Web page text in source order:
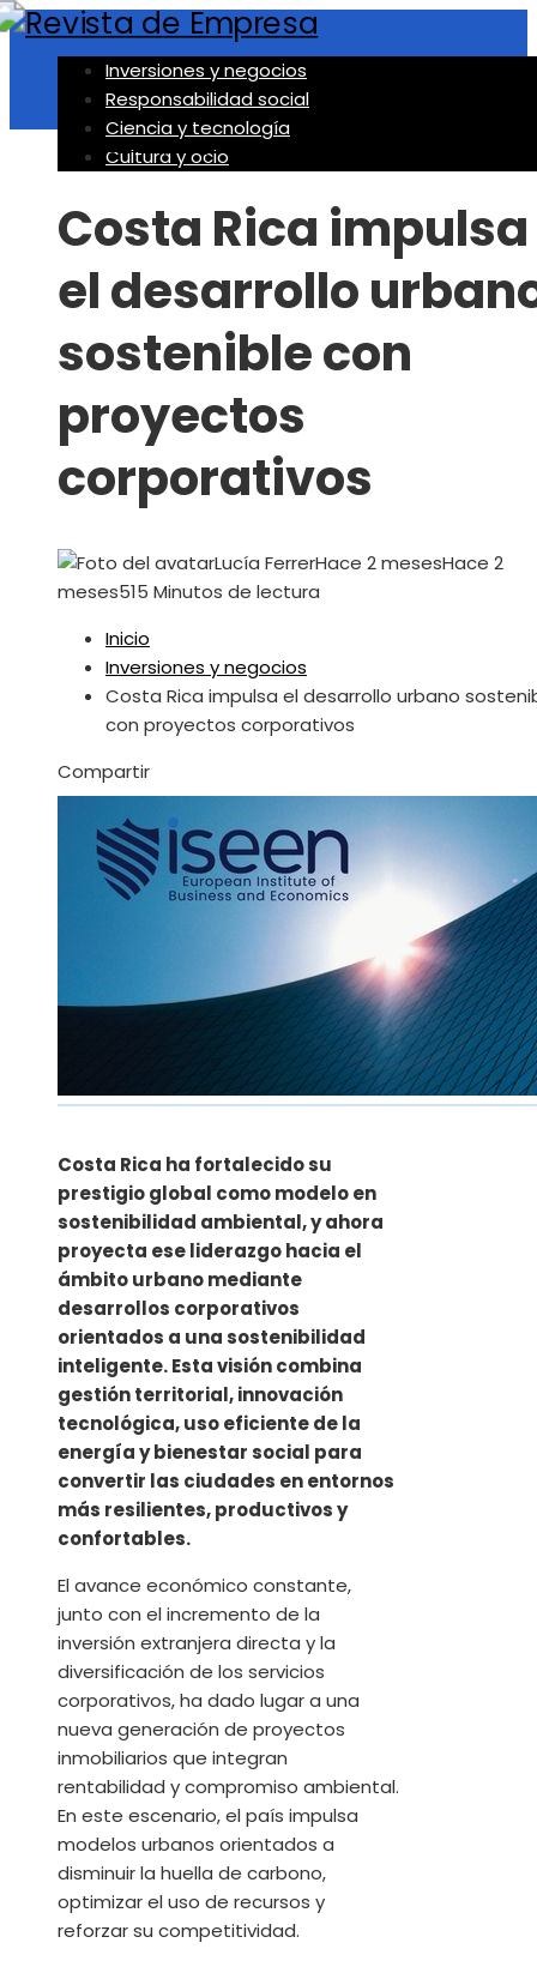
Inversiones y negocios
Responsabilidad social
Ciencia y tecnología
Cultura y ocio
Inversiones y negocios
Costa Rica impulsa
el desarrollo
sostenible con
proyectos
corporativos
Lucía FerrerHace 2 mesesHace 2
meses515 Minutos de lectura
Inicio
Inversiones y negocios
Costa Rica impulsa el desarrollo urbano
con proyectos corporativos
Facebook
Twitter
LinkedIn
Pinterest
Stumbleupon
Email
Compartir
Costa Rica ha fortalecido su
prestigio global como modelo en
sostenibilidad ambiental, y ahora
proyecta ese liderazgo hacia el
ámbito urbano mediante
desarrollos corporativos
orientados a una sostenibilidad
inteligente. Esta visión combina
gestión territorial, innovación
tecnológica, uso eficiente de la
energía y bienestar social para
convertir las ciudades en entornos
más resilientes, productivos y
confortables.
El avance económico constante,
junto con el incremento de la
inversión extranjera directa y la
diversificación de los servicios
corporativos, ha dado lugar a una
nueva generación de proyectos
inmobiliarios que integran
rentabilidad y compromiso ambiental.
En este escenario, el país impulsa
modelos urbanos orientados a
disminuir la huella de carbono,
optimizar el uso de recursos y
reforzar su competitividad.